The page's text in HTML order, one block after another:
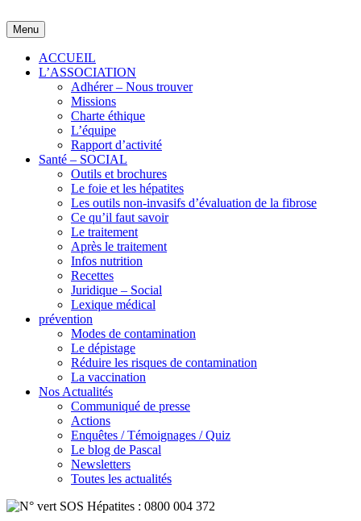
to
content
Menu
ACCUEIL
L’ASSOCIATION
Adhérer – Nous trouver
Missions
Charte éthique
L’équipe
Rapport d’activité
Santé – SOCIAL
Outils et brochures
Le foie et les hépatites
Les outils non-invasifs d’évaluation de la fibrose
Ce qu’il faut savoir
Le traitement
Après le traitement
Infos nutrition
Recettes
Juridique – Social
Lexique médical
prévention
Modes de contamination
Le dépistage
Réduire les risques de contamination
La vaccination
Nos Actualités
Communiqué de presse
Actions
Enquêtes / Témoignages / Quiz
Le blog de Pascal
Newsletters
Toutes les actualités